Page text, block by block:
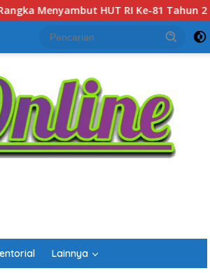
2026 Gubernur Kalsel H.
Lainnya